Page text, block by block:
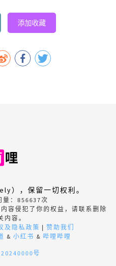
添加收藏
），保留一切权利。
： 856637次
容侵犯了你的权益，请联系删除
内容。
及隐私政策 | 赞助我们
& 小红书 & 哔哩哔哩
号